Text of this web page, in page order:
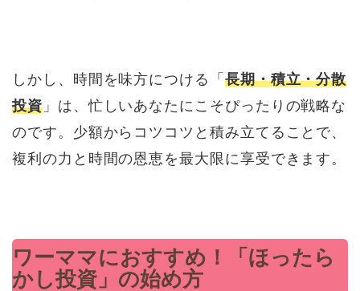
しかし、時間を味方につける「 長期・積立・分散
投資」は、忙しいあなたにこそぴったりの戦略な
のです。少額からコツコツと積み立てることで、
複利の力と時間の恩恵を最大限に享受できます。
ワーママにおすすめ！「ほったら
かし投資」の始め方